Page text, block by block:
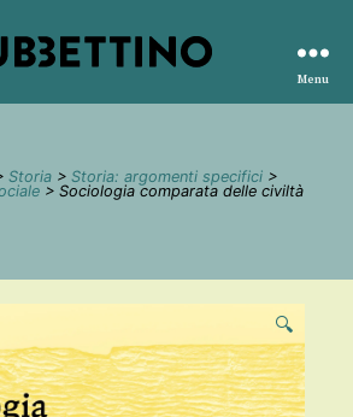
editore
Menu
Storia > Storia: argomenti specifici >
> Sociologia comparata delle civiltà
🔍